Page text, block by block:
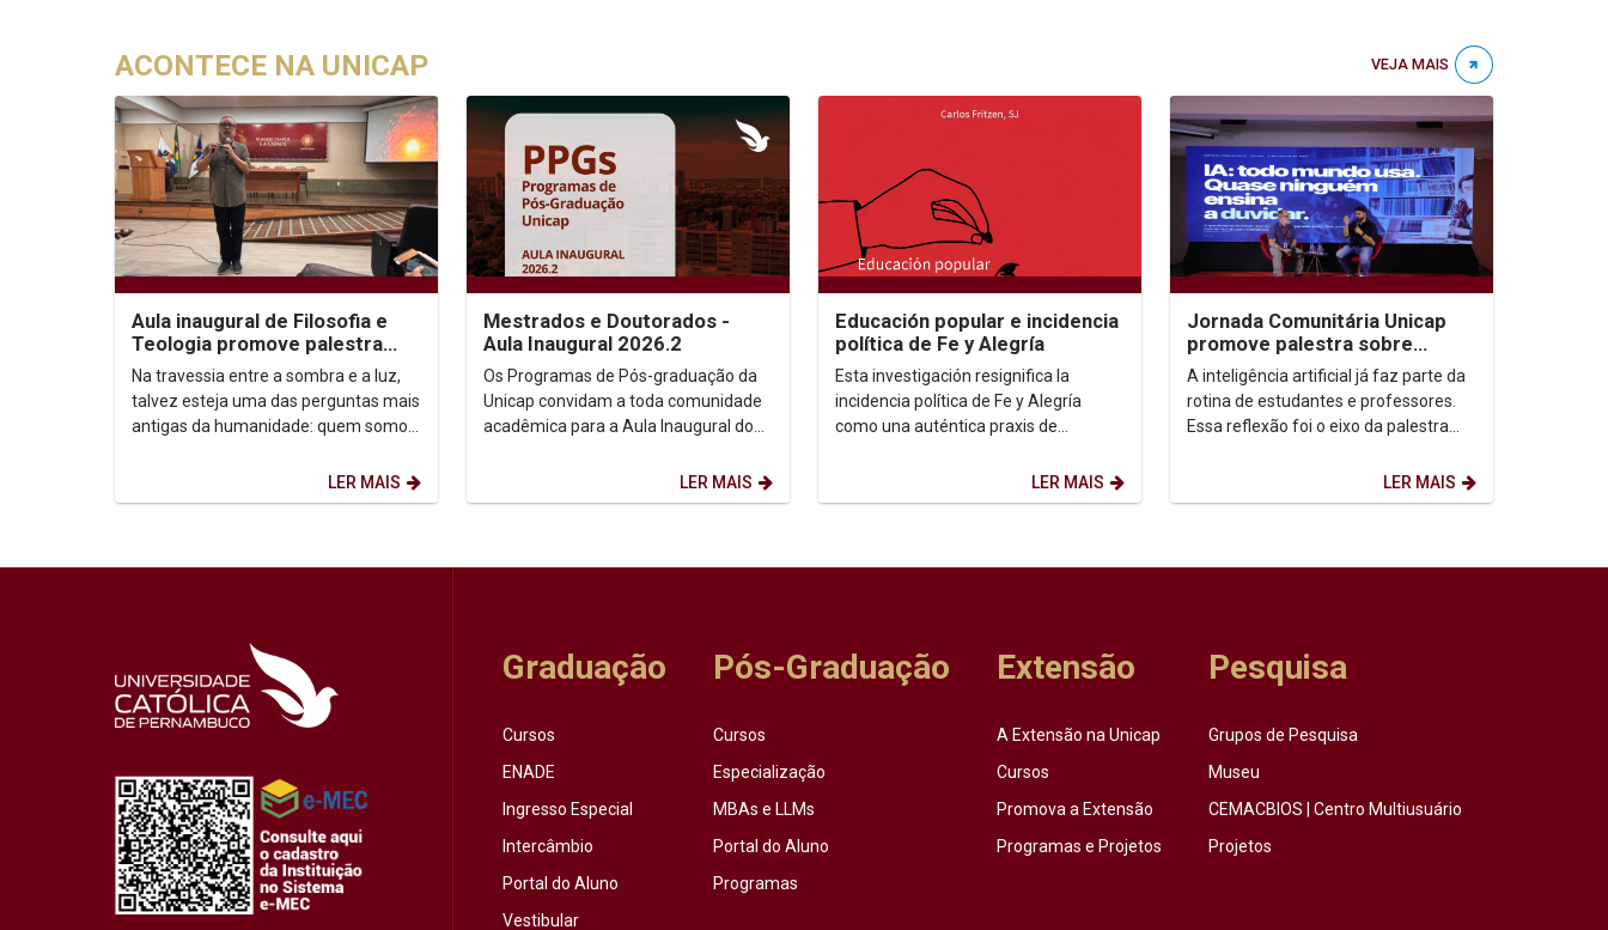
ACONTECE NA UNICAP VEJA MAIS
Aula inaugural de Filosofia e
Teologia promove palestra
sobre autoconhecimento
Na travessia entre a sombra e a luz,
talvez esteja uma das perguntas mais
antigas da humanidade: quem somos,
LER MAIS
Mestrados e Doutorados -
Aula Inaugural 2026.2
Os Programas de Pós-graduação da
Unicap convidam a toda comunidade
acadêmica para a Aula Inaugural do
LER MAIS
Educación popular e incidencia
política de Fe y Alegría
Esta investigación resignifica la
incidencia política de Fe y Alegría
como una auténtica praxis de
LER MAIS
Jornada Comunitária Unicap
promove palestra sobre
aprendizagem com uso de IA
A inteligência artificial já faz parte da
rotina de estudantes e professores.
Essa reflexão foi o eixo da palestra
LER MAIS
Graduação
Cursos
ENADE
Ingresso Especial
Intercâmbio
Portal do Aluno
Vestibular
Pós-Graduação
Cursos
Especialização
MBAs e LLMs
Portal do Aluno
Programas
Extensão
A Extensão na Unicap
Cursos
Promova a Extensão
Programas e Projetos
Pesquisa
Grupos de Pesquisa
Museu
CEMACBIOS | Centro Multiusuário
Projetos